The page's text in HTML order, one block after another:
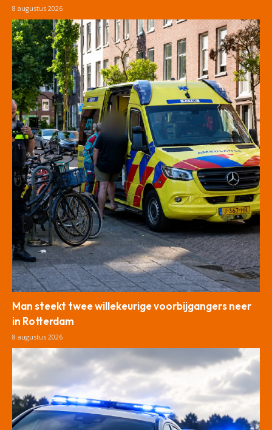
8 augustus 2026
Man steekt twee willekeurige voorbijgangers neer
in Rotterdam
8 augustus 2026